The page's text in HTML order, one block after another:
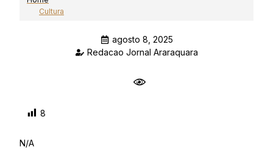
Cultura
agosto 8, 2025
Redacao Jornal Araraquara
8
N/A